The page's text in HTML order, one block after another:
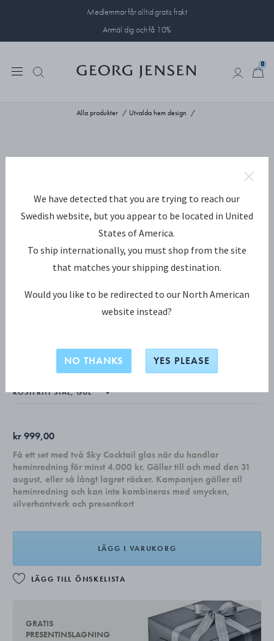
Medlemmar får alltid gratis frakt
Anmäl dig och få 10%
0
Alla produkter Utvalda hem design
ALFREDO Vinstativ, Saffron Yellow
kr 999,00
Få ett set med två Sky Cocktail glas när du handlar
heminredning för minst 4.000 kr. Gäller till och med den 31
august, eller så långt lagret räcker. Kampanjen gäller all
heminredning och kan inte kombineras med smycken,
silverhantverk och presentkort
LÄGG I VARUKORG
LÄGG TILL ÖNSKELISTA
GRATIS
PRESENTINSLAGNING
We have detected that you are trying to reach our
Swedish website, but you appear to be located in United
States of America.
To ship internationally, you must shop from the site
that matches your shipping destination.
Would you like to be redirected to our North American
website instead?
NO THANKS YES PLEASE